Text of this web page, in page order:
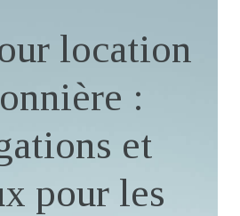
location
:
et
pour les